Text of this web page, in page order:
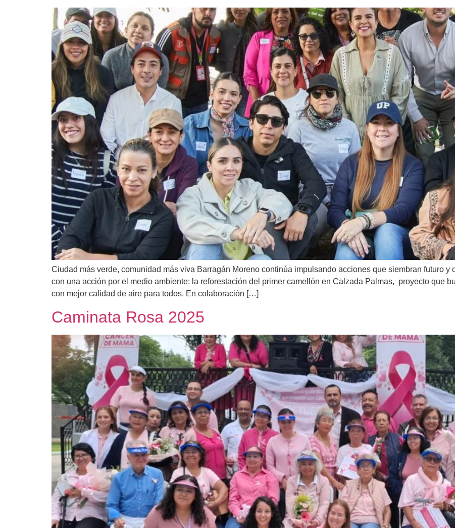
Ciudad más verde, comunidad más viva Barragán Moreno continúa impulsando acciones que siembran futuro
con una acción por el medio ambiente: la reforestación del primer camellón en Calzada Palmas, proyecto que
con mejor calidad de aire para todos. En colaboración […]
Caminata Rosa 2025